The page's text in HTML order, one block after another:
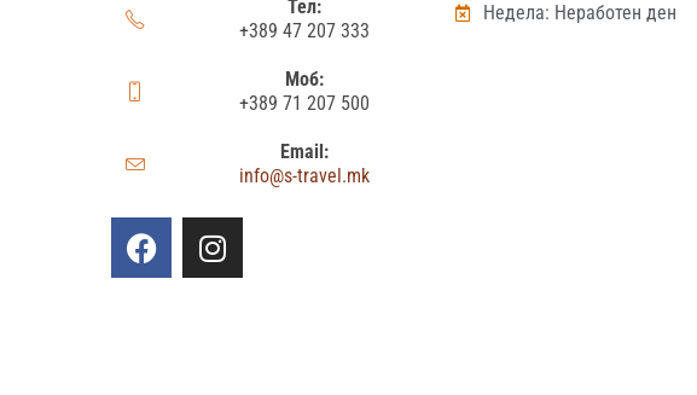
Тел:
+389 47 207 333
Моб:
+389 71 207 500
Email:
info@s-travel.mk
Недела: Неработен ден